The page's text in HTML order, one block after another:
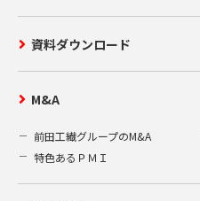
資料ダウンロード
M&A
前田工繊グループのM&A
特色あるＰＭＩ